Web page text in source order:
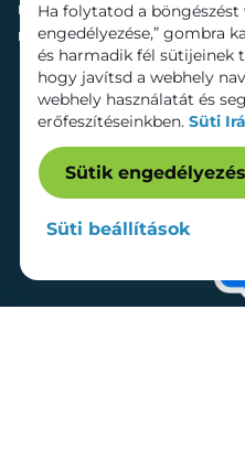
Hírek
Kapcsolat
Ha folytatod a böngészést
engedélyezése,” gombra
és harmadik fél sütijeinek
hogy javítsd a webhely
webhely használatát és
erőfeszítéseinkben. Süti
Sütik
Süti beállítások